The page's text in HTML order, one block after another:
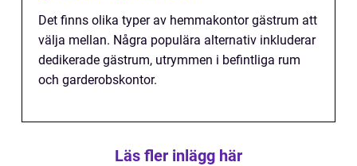
Det finns olika typer av hemmakontor gästrum att
välja mellan. Några populära alternativ inkluderar
dedikerade gästrum, utrymmen i befintliga rum
och garderobskontor.
Läs fler inlägg här